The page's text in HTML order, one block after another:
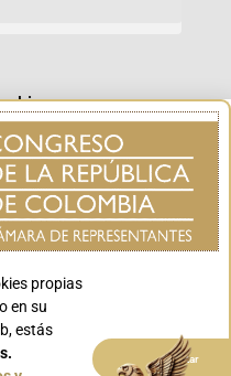
propias
en su
estás
Aceptar